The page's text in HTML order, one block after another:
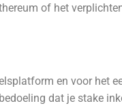
of het
en voor het
dat je stake